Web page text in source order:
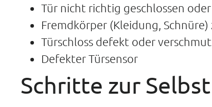
Tür nicht richtig geschlossen
Fremdkörper (Kleidung,
Türschloss defekt oder
Defekter Türsensor
Schritte zur